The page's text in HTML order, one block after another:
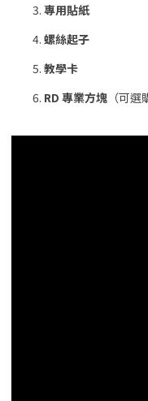
專用貼紙
螺絲起子
教學卡
RD 專業方塊 （可選